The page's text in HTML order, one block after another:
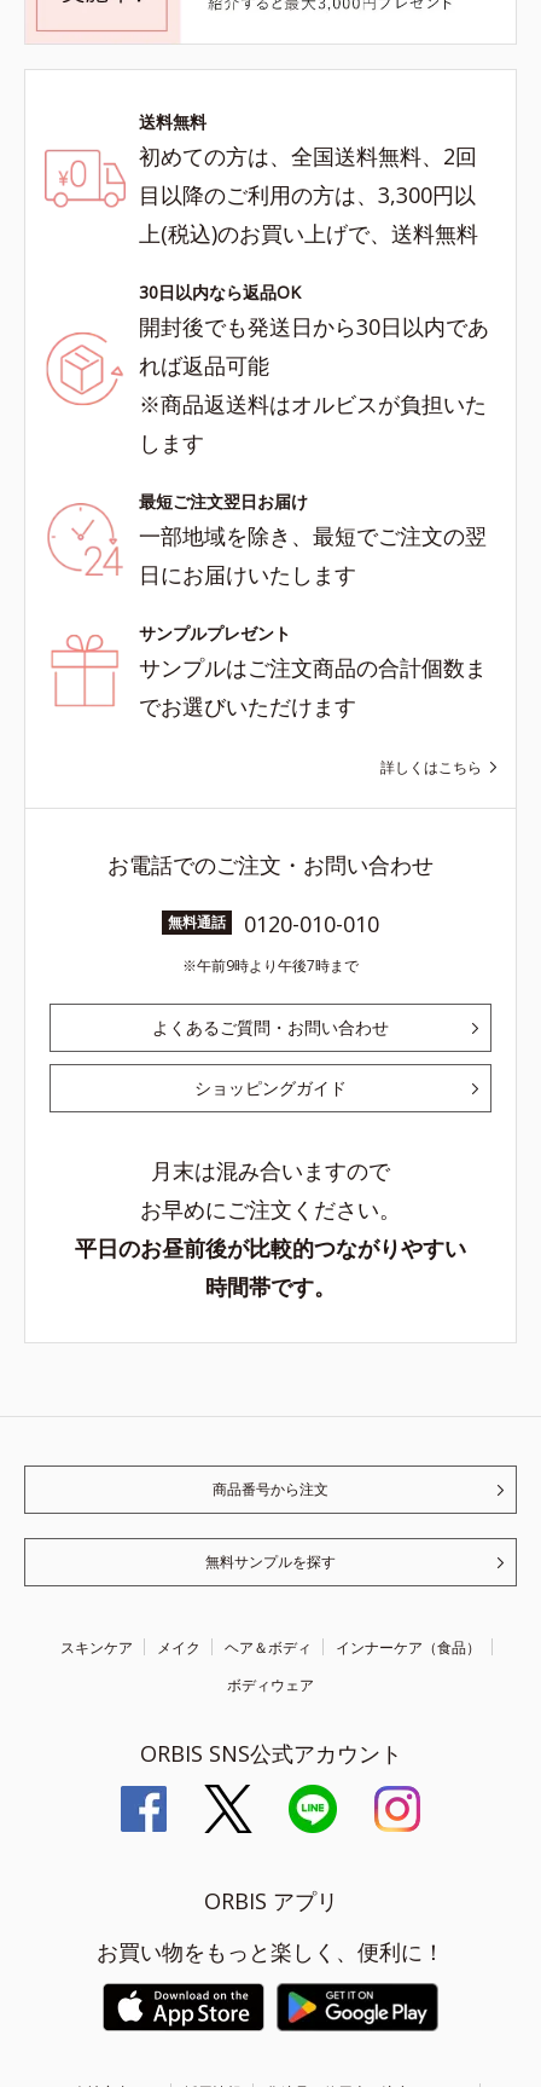
送料無料
初めての方は、全国送料無料、2回
目以降のご利用の方は、3,300円以
上(税込)のお買い上げで、送料無料
30日以内なら返品OK
開封後でも発送日から30日以内であ
れば返品可能
※商品返送料はオルビスが負担いた
します
最短ご注文翌日お届け
一部地域を除き、最短でご注文の翌
日にお届けいたします
サンプルプレゼント
サンプルはご注文商品の合計個数ま
でお選びいただけます
詳しくはこちら
お電話でのご注文・お問い合わせ
無料通話 0120-010-010
午前9時より午後7時まで
よくあるご質問・お問い合わせ
ショッピングガイド
月末は混み合いますので
お早めにご注文ください。
平日のお昼前後が比較的つながりやすい
時間帯です。
商品番号から注文
無料サンプルを探す
スキンケア メイク ヘア＆ボディ
インナーケア（食品）
ボディウェア
ORBIS SNS公式アカウント
ORBIS アプリ
お買い物をもっと楽しく、便利に！